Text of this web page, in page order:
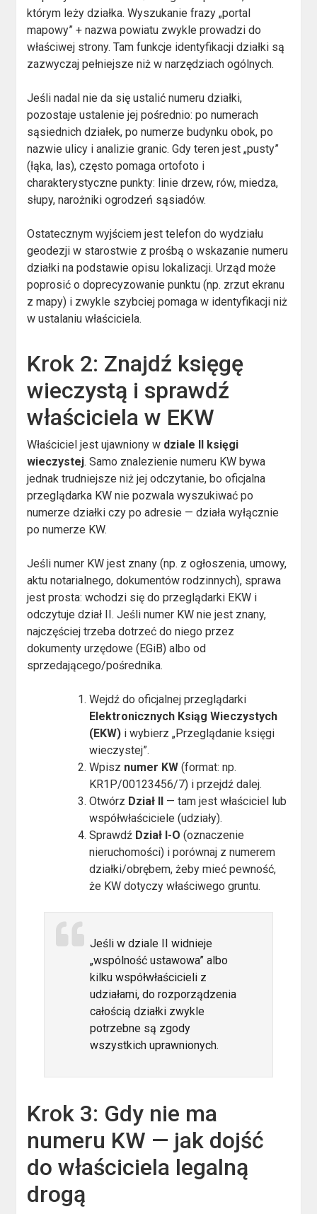
którym leży działka. Wyszukanie frazy „portal
mapowy” + nazwa powiatu zwykle prowadzi do
właściwej strony. Tam funkcje identyfikacji działki są
zazwyczaj pełniejsze niż w narzędziach ogólnych.
Jeśli nadal nie da się ustalić numeru działki,
pozostaje ustalenie jej pośrednio: po numerach
sąsiednich działek, po numerze budynku obok, po
nazwie ulicy i analizie granic. Gdy teren jest „pusty”
(łąka, las), często pomaga ortofoto i
charakterystyczne punkty: linie drzew, rów, miedza,
słupy, narożniki ogrodzeń sąsiadów.
Ostatecznym wyjściem jest telefon do wydziału
geodezji w starostwie z prośbą o wskazanie numeru
działki na podstawie opisu lokalizacji. Urząd może
poprosić o doprecyzowanie punktu (np. zrzut ekranu
z mapy) i zwykle szybciej pomaga w identyfikacji niż
w ustalaniu właściciela.
Krok 2: Znajdź księgę
wieczystą i sprawdź
właściciela w EKW
Właściciel jest ujawniony w dziale II księgi
wieczystej. Samo znalezienie numeru KW bywa
jednak trudniejsze niż jej odczytanie, bo oficjalna
przeglądarka KW nie pozwala wyszukiwać po
numerze działki czy po adresie — działa wyłącznie
po numerze KW.
Jeśli numer KW jest znany (np. z ogłoszenia, umowy,
aktu notarialnego, dokumentów rodzinnych), sprawa
jest prosta: wchodzi się do przeglądarki EKW i
odczytuje dział II. Jeśli numer KW nie jest znany,
najczęściej trzeba dotrzeć do niego przez
dokumenty urzędowe (EGiB) albo od
sprzedającego/pośrednika.
Wejdź do oficjalnej przeglądarki
Elektronicznych Ksiąg Wieczystych
(EKW) i wybierz „Przeglądanie księgi
wieczystej”.
Wpisz numer KW (format: np.
KR1P/00123456/7) i przejdź dalej.
Otwórz Dział II
— tam jest właściciel lub
współwłaściciele (udziały).
Sprawdź Dział I-O (oznaczenie
nieruchomości) i porównaj z numerem
działki/obrębem, żeby mieć pewność,
że KW dotyczy właściwego gruntu.
Jeśli w dziale II widnieje
„wspólność ustawowa” albo
kilku współwłaścicieli z
udziałami, do rozporządzenia
całością działki zwykle
potrzebne są zgody
wszystkich uprawnionych.
Krok 3: Gdy nie ma
numeru KW — jak dojść
do właściciela legalną
drogą